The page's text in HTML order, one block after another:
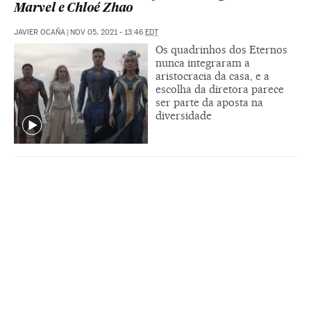
Marvel e Chloé Zhao
JAVIER OCAÑA | NOV 05, 2021 - 13:46 EDT
Os quadrinhos dos Eternos
nunca integraram a
aristocracia da casa, e a
escolha da diretora parece
ser parte da aposta na
diversidade